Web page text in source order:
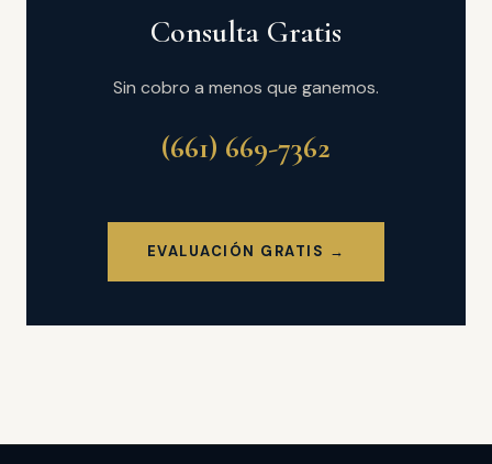
Consulta Gratis
Sin cobro a menos que ganemos.
(661) 669-7362
EVALUACIÓN GRATIS →